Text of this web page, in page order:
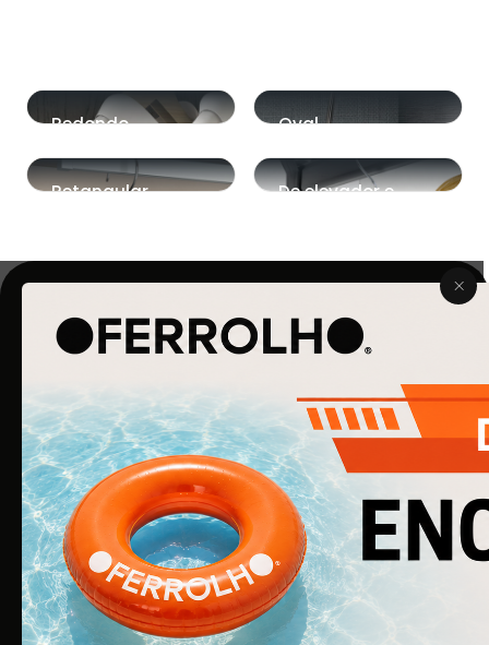
Redondo Oval
Retangular
De elevador e
O Ferrolho iniciou a sua atividade em 1990. O que começou
por ser uma simples empresa de ferragens para
construção civil, é agora uma empresa de referência na
área de Ferragens para Mobiliário e Arquitetura.
EMPRESA